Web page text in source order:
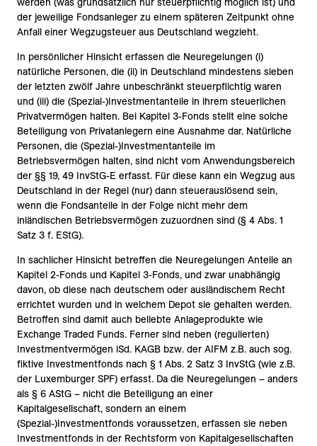
der jeweilige Fondsanleger zu einem späteren Zeitpunkt ohne
Anfall einer Wegzugsteuer aus Deutschland wegzieht.
In persönlicher Hinsicht erfassen die Neuregelungen (i)
natürliche Personen, die (ii) in Deutschland mindestens sieben
der letzten zwölf Jahre unbeschränkt steuerpflichtig waren
und (iii) die (Spezial-)Investmentanteile in ihrem steuerlichen
Privatvermögen halten. Bei Kapitel 3-Fonds stellt eine solche
Beteiligung von Privatanlegern eine Ausnahme dar. Natürliche
Personen, die (Spezial-)Investmentanteile im
Betriebsvermögen halten, sind nicht vom Anwendungsbereich
der §§ 19, 49 InvStG-E erfasst. Für diese kann ein Wegzug aus
Deutschland in der Regel (nur) dann steuerauslösend sein,
wenn die Fondsanteile in der Folge nicht mehr dem
inländischen Betriebsvermögen zuzuordnen sind (§ 4 Abs. 1
Satz 3 f. EStG).
In sachlicher Hinsicht betreffen die Neuregelungen Anteile an
Kapitel 2-Fonds und Kapitel 3-Fonds, und zwar unabhängig
davon, ob diese nach deutschem oder ausländischem Recht
errichtet wurden und in welchem Depot sie gehalten werden.
Betroffen sind damit auch beliebte Anlageprodukte wie
Exchange Traded Funds. Ferner sind neben (regulierten)
Investmentvermögen iSd. KAGB bzw. der AIFM z.B. auch sog.
fiktive Investmentfonds nach § 1 Abs. 2 Satz 3 InvStG (wie z.B.
der Luxemburger SPF) erfasst. Da die Neuregelungen – anders
als § 6 AStG – nicht die Beteiligung an einer
Kapitalgesellschaft, sondern an einem
(Spezial-)Investmentfonds voraussetzen, erfassen sie neben
Investmentfonds in der Rechtsform von Kapitalgesellschaften